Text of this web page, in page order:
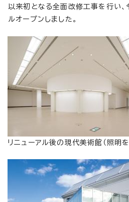
以来初となる全面改修工事を行い
ルオープンしました。
リニューアル後の現代美術館（照明